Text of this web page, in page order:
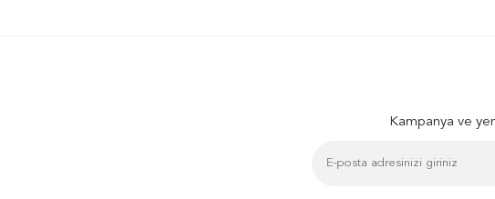
Kampanya ve